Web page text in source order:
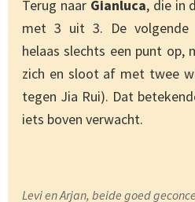
Terug naar Gianluca, die in
met 3 uit 3. De volgende
helaas slechts een punt op,
zich en sloot af met twee
tegen Jia Rui). Dat
iets boven verwacht.
Levi en Arjan, beide goed